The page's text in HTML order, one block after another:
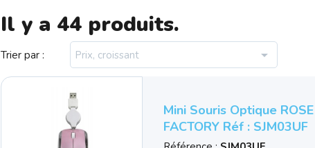
Il y a 44 produits.
Trier par : Prix, croissant 
Mini Souris Optique
FACTORY Réf : SJM03UF